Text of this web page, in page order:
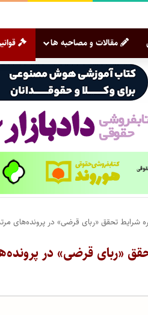
مقالات و مصاحبه ها
شرایط تحقق «ربای قرضی» در پرونده‌های
«ربای قرضی» در